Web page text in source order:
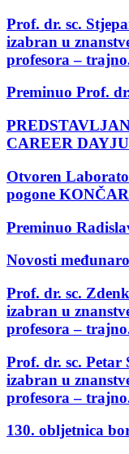
Prof. dr. sc.
izabran u
profesora –
Preminuo Prof.
CAREER DAYJU
Otvoren
pogone
Preminuo
Novosti
Prof. dr. sc.
izabran u
profesora –
Prof. dr. sc.
izabran u
profesora –
130. obljetnica